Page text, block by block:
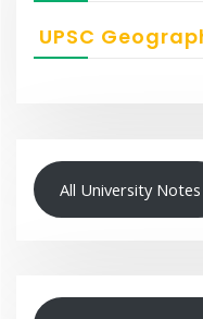
UPSC
All University Notes